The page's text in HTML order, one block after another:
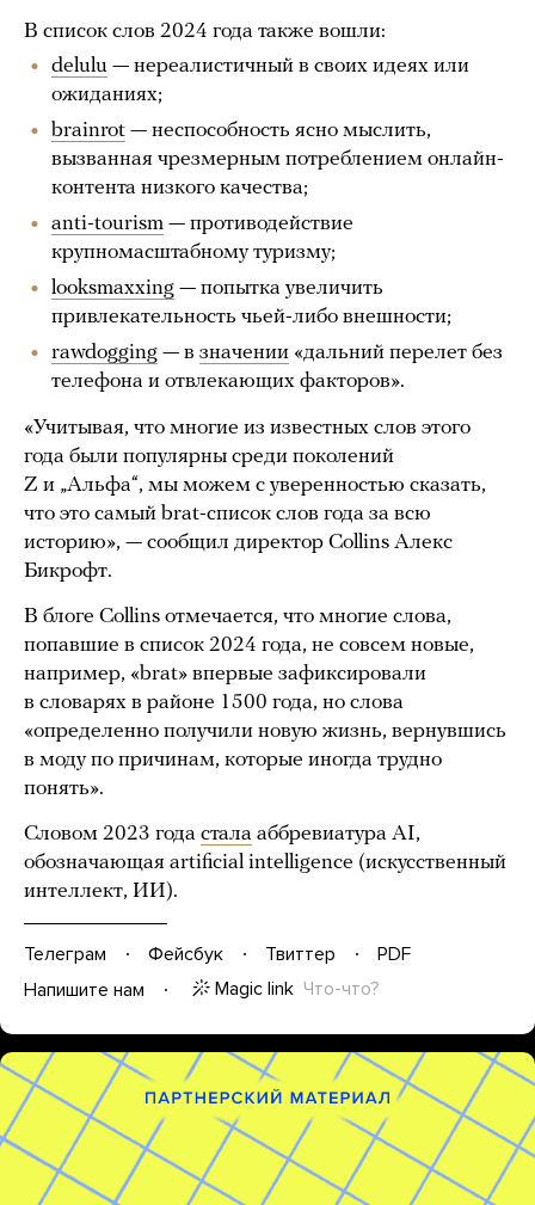
В список слов 2024 года также вошли:
delulu — нереалистичный в своих идеях или
ожиданиях;
brainrot — неспособность ясно мыслить,
вызванная чрезмерным потреблением онлайн-
контента низкого качества;
anti-tourism — противодействие
крупномасштабному туризму;
looksmaxxing — попытка увеличить
привлекательность чьей-либо внешности;
rawdogging — в значении «дальний перелет без
телефона и отвлекающих факторов».
«Учитывая, что многие из известных слов этого
года были популярны среди поколений
Z и „Альфа“, мы можем с уверенностью сказать,
что это самый brat-список слов года за всю
историю», — сообщил директор Collins Алекс
Бикрофт.
В блоге Collins отмечается, что многие слова,
попавшие в список 2024 года, не совсем новые,
например, «brat» впервые зафиксировали
в словарях в районе 1500 года, но слова
«определенно получили новую жизнь, вернувшись
в моду по причинам, которые иногда трудно
понять».
Словом 2023 года стала аббревиатура AI,
обозначающая artificial intelligence (искусственный
интеллект, ИИ).
Телеграм Фейсбук Твиттер
PDF
Напишите нам
Magic link Что-что?